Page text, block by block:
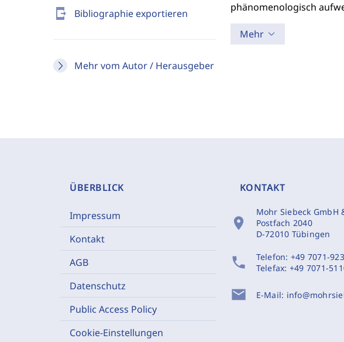
send_to_mobile Bibliographie exportieren
Mehr vom Autor / Herausgeber
phänomenologisch
Mehr
ÜBERBLICK
Impressum
Kontakt
AGB
Datenschutz
Public Access Policy
Cookie-Einstellungen
KONTAKT
location_on
Mohr Siebeck GmbH
Postfach 2040
D-72010 Tübingen
phone Telefon: +49 7071-
Telefax: +49 7071-
mail E-Mail: